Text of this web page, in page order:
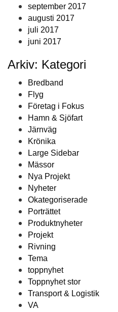
september 2017
augusti 2017
juli 2017
juni 2017
Arkiv: Kategori
Bredband
Flyg
Företag i Fokus
Hamn & Sjöfart
Järnväg
Krönika
Large Sidebar
Mässor
Nya Projekt
Nyheter
Okategoriserade
Porträttet
Produktnyheter
Projekt
Rivning
Tema
toppnyhet
Toppnyhet stor
Transport & Logistik
VA